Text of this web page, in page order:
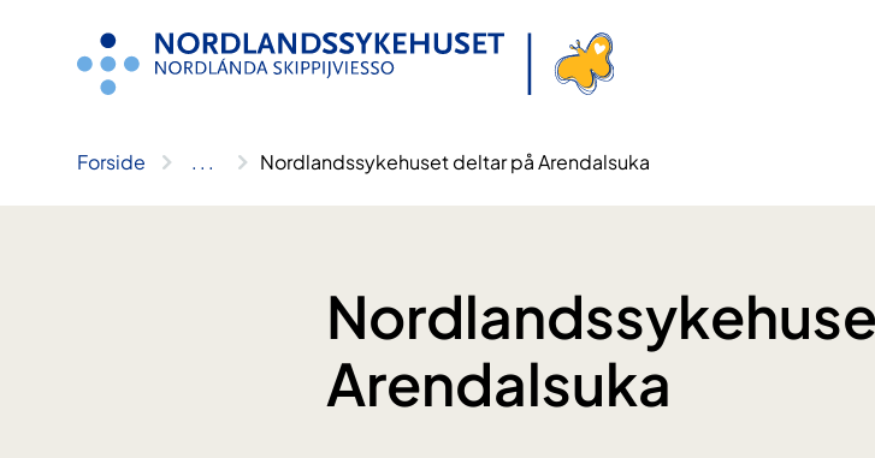
Forside .. . Nordlandssykehuset deltar på Arendalsuka
Arendalsuka